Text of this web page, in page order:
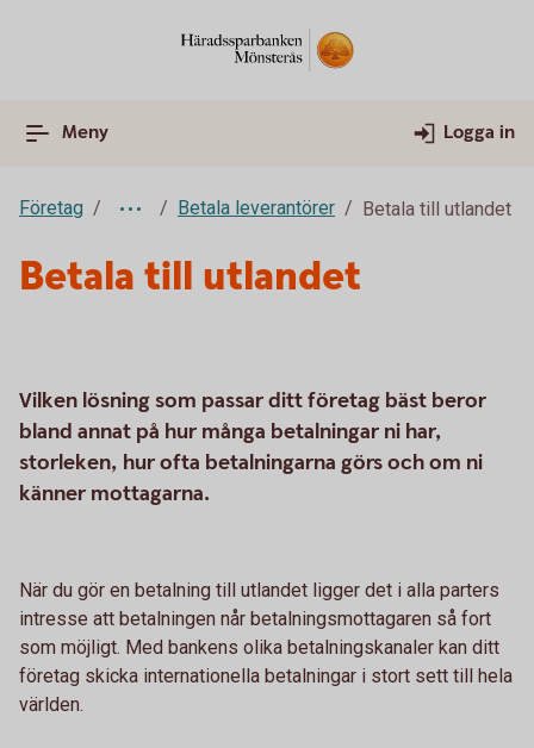
Meny Logga in
Företag Betala leverantörer Betala till utlandet
Betala till utlandet
Vilken lösning som passar ditt företag bäst beror
bland annat på hur många betalningar ni har,
storleken, hur ofta betalningarna görs och om ni
känner mottagarna.
När du gör en betalning till utlandet ligger det i alla parters
intresse att betalningen når betalningsmottagaren så fort
som möjligt. Med bankens olika betalningskanaler kan ditt
företag skicka internationella betalningar i stort sett till hela
världen.